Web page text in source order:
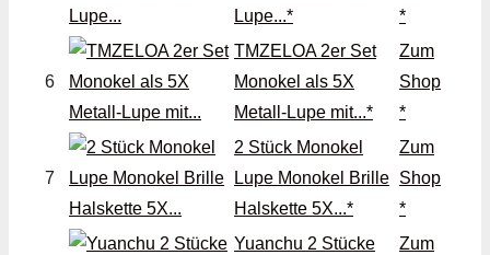
Lupe...*
*
6
TMZELOA 2er Set
Monokel als 5X
Metall-Lupe mit...*
Zum
Shop
*
7
2 Stück Monokel
Lupe Monokel Brille
Halskette 5X...*
Zum
Shop
*
Yuanchu 2 Stücke
Zum